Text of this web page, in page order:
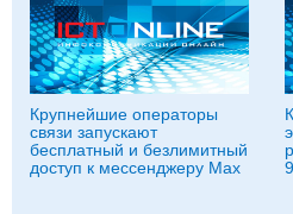
Крупнейшие операторы
связи запускают
бесплатный и безлимитный
доступ к мессенджеру Мах